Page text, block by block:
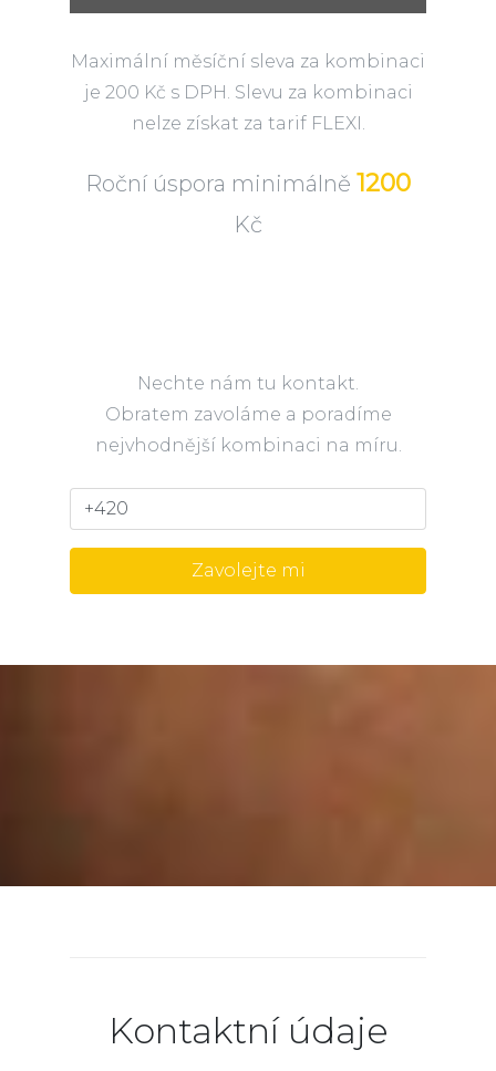
Maximální měsíční sleva za kombinaci
je 200 Kč s DPH. Slevu za kombinaci
nelze získat za tarif FLEXI.
Roční úspora minimálně 1200
Kč
Nechte nám tu kontakt.
Obratem zavoláme a poradíme
nejvhodnější kombinaci na míru.
Kontaktní údaje